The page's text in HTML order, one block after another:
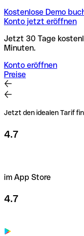
Kostenlose Demo
Konto jetzt eröffnen
Jetzt 30 Tage
Minuten.
Konto eröffnen
Preise
Jetzt den idealen Tarif
4.7
im App Store
4.7